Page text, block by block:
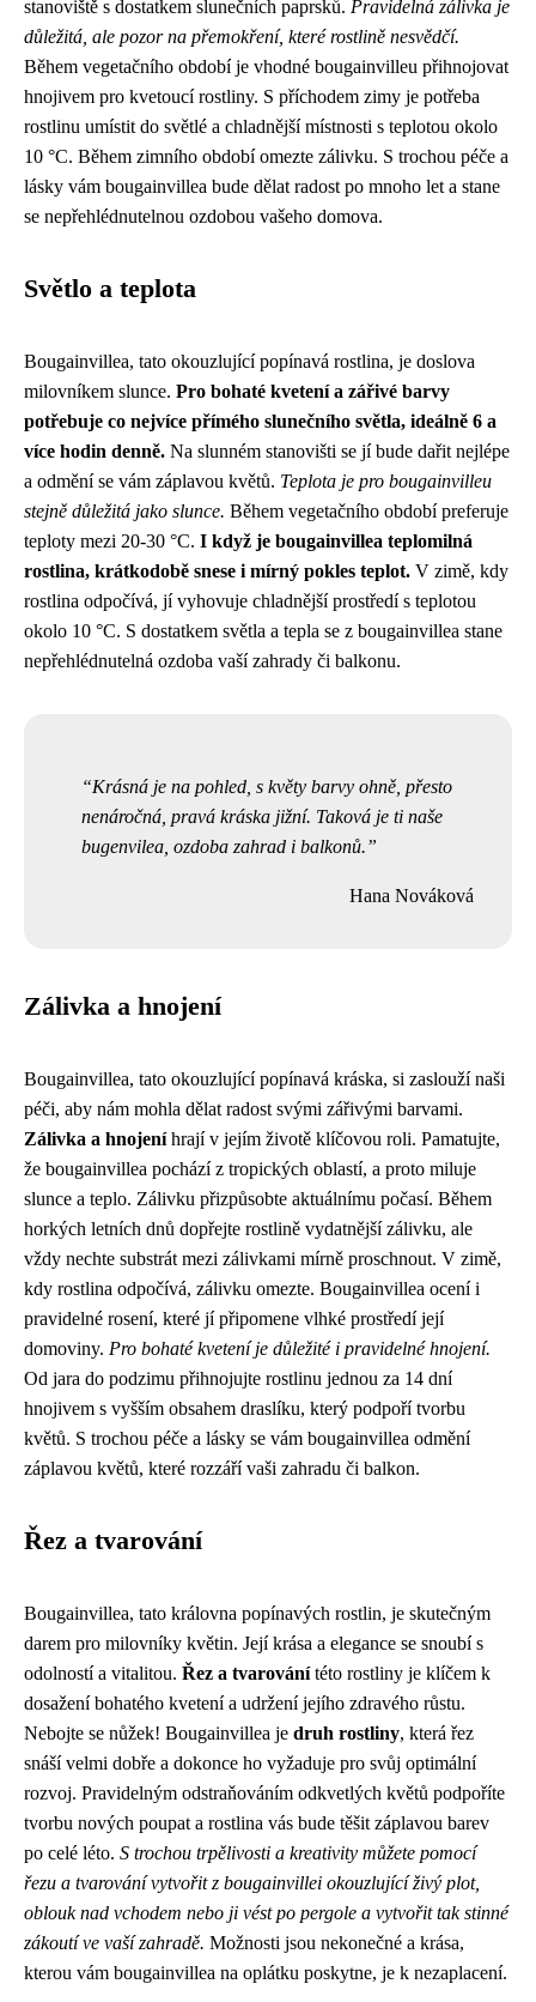
stanoviště s dostatkem slunečních paprsků. Pravidelná zálivka je
důležitá, ale pozor na přemokření, které rostlině nesvědčí.
Během vegetačního období je vhodné bougainvilleu přihnojovat
hnojivem pro kvetoucí rostliny. S příchodem zimy je potřeba
rostlinu umístit do světlé a chladnější místnosti s teplotou okolo
10 °C. Během zimního období omezte zálivku. S trochou péče a
lásky vám bougainvillea bude dělat radost po mnoho let a stane
se nepřehlédnutelnou ozdobou vašeho domova.
Světlo a teplota
Bougainvillea, tato okouzlující popínavá rostlina, je doslova
milovníkem slunce. Pro bohaté kvetení a zářivé barvy
potřebuje co nejvíce přímého slunečního světla, ideálně 6 a
více hodin denně. Na slunném stanovišti se jí bude dařit nejlépe
a odmění se vám záplavou květů. Teplota je pro bougainvilleu
stejně důležitá jako slunce. Během vegetačního období preferuje
teploty mezi 20-30 °C. I když je bougainvillea teplomilná
rostlina, krátkodobě snese i mírný pokles teplot. V zimě, kdy
rostlina odpočívá, jí vyhovuje chladnější prostředí s teplotou
okolo 10 °C. S dostatkem světla a tepla se z bougainvillea stane
nepřehlédnutelná ozdoba vaší zahrady či balkonu.
Krásná je na pohled, s květy barvy ohně, přesto
nenáročná, pravá kráska jižní. Taková je ti naše
bugenvilea, ozdoba zahrad i balkonů.
Hana Nováková
Zálivka a hnojení
Bougainvillea, tato okouzlující popínavá kráska, si zaslouží naši
péči, aby nám mohla dělat radost svými zářivými barvami.
Zálivka a hnojeníhrají v jejím životě klíčovou roli. Pamatujte,
že bougainvillea pochází z tropických oblastí, a proto miluje
slunce a teplo. Zálivku přizpůsobte aktuálnímu počasí. Během
horkých letních dnů dopřejte rostlině vydatnější zálivku, ale
vždy nechte substrát mezi zálivkami mírně proschnout. V zimě,
kdy rostlina odpočívá, zálivku omezte. Bougainvillea ocení i
pravidelné rosení, které jí připomene vlhké prostředí její
domoviny. Pro bohaté kvetení je důležité i pravidelné hnojení.
Od jara do podzimu přihnojujte rostlinu jednou za 14 dní
hnojivem s vyšším obsahem draslíku, který podpoří tvorbu
květů. S trochou péče a lásky se vám bougainvillea odmění
záplavou květů, které rozzáří vaši zahradu či balkon.
Řez a tvarování
Bougainvillea, tato královna popínavých rostlin, je skutečným
darem pro milovníky květin. Její krása a elegance se snoubí s
odolností a vitalitou. Řez a tvarovánítéto rostliny je klíčem k
dosažení bohatého kvetení a udržení jejího zdravého růstu.
Nebojte se nůžek! Bougainvillea je druh rostliny, která řez
snáší velmi dobře a dokonce ho vyžaduje pro svůj optimální
rozvoj. Pravidelným odstraňováním odkvetlých květů podpoříte
tvorbu nových poupat a rostlina vás bude těšit záplavou barev
po celé léto. S trochou trpělivosti a kreativity můžete pomocí
řezu a tvarování vytvořit z bougainvillei okouzlující živý plot,
oblouk nad vchodem nebo ji vést po pergole a vytvořit tak stinné
zákoutí ve vaší zahradě. Možnosti jsou nekonečné a krása,
kterou vám bougainvillea na oplátku poskytne, je k nezaplacení.